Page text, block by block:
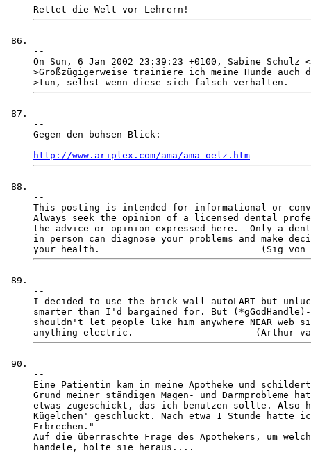
--
On Sun, 6 Jan 2002 23:39:23 +0100, Sabine Schulz
>Großzügigerweise trainiere ich meine Hunde
--
Gegen den böhsen Blick:
http://www.ariplex.com/ama/ama_oelz.htm
--
This posting is intended for informational or
Always seek the opinion of a licensed dental
the advice or opinion expressed here.  Only a
in person can diagnose your problems and make
--
I decided to use the brick wall autoLART but
smarter than I'd bargained for. But
shouldn't let people like him anywhere NEAR web
--
Eine Patientin kam in meine Apotheke und
Grund meiner ständigen Magen- und Darmprobleme
etwas zugeschickt, das ich benutzen sollte. Also
Kügelchen' geschluckt. Nach etwa 1 Stunde hatte
Erbrechen."
Auf die überraschte Frage des Apothekers, um
handele, holte sie heraus....